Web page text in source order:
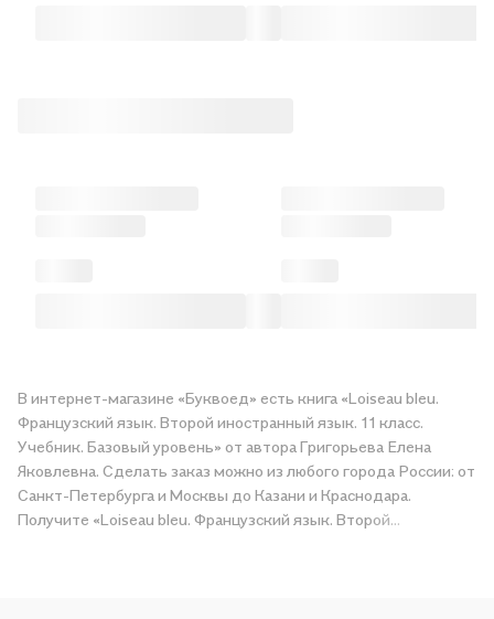
В интернет-магазине «Буквоед» есть книга «Loiseau bleu.
Французский язык. Второй иностранный язык. 11 класс.
Учебник. Базовый уровень» от автора Григорьева Елена
Яковлевна. Сделать заказ можно из любого города России: от
Санкт-Петербурга и Москвы до Казани и Краснодара.
Получите «Loiseau bleu. Французский язык. Второй